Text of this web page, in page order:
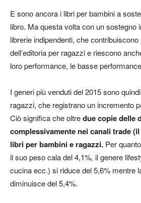
E sono ancora i libri per bambini a
libro. Ma questa volta con un sostegno
librerie indipendenti, che
dell’editoria per ragazzi e riescono
loro performance, le basse
I generi più venduti del 2015 sono
ragazzi, che registrano un incremento
Ciò significa che oltredue copie delle
complessivamente nei canali trade
libri per bambini e ragazzi. Per
il suo peso cala del 4,1%, il genere
cucina ecc.) si riduce del 5,6% mentre
diminuisce del 5,4%.